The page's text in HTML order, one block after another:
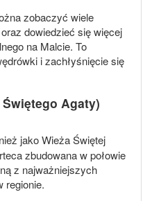
zobaczyć wiele
dowiedzieć się więcej
na Malcie. To
i zachłyśnięcie się
Agaty)
jako Wieża Świętej
zbudowana w połowie
z najważniejszych
regionie.